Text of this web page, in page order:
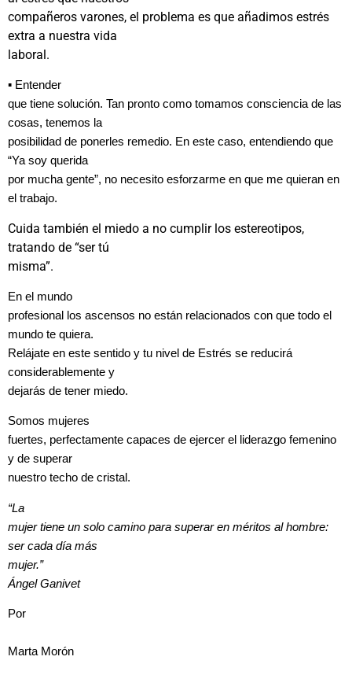
compañeros varones, el problema es que añadimos estrés
extra a nuestra vida
laboral.
▪ Entender
que tiene solución. Tan pronto como tomamos consciencia de las
cosas, tenemos la
posibilidad de ponerles remedio. En este caso, entendiendo que
“Ya soy querida
por mucha gente”, no necesito esforzarme en que me quieran en
el trabajo.
Cuida también el miedo a no cumplir los estereotipos,
tratando de “ser tú
misma”.
En el mundo
profesional los ascensos no están relacionados con que todo el
mundo te quiera.
Relájate en este sentido y tu nivel de Estrés se reducirá
considerablemente y
dejarás de tener miedo.
Somos mujeres
fuertes, perfectamente capaces de ejercer el liderazgo femenino
y de superar
nuestro techo de cristal.
“La
mujer tiene un solo camino para superar en méritos al hombre:
ser cada día más
mujer.”
Ángel Ganivet
Por
Marta Morón